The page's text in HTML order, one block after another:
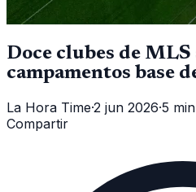
Doce clubes de MLS
campamentos base
La Hora Time·2 jun 2026·5
Compartir